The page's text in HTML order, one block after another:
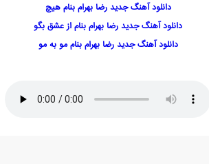
دانلود آهنگ جدید رضا بهرام بنام هیچ
دانلود آهنگ جدید رضا بهرام بنام از عشق بگو
دانلود آهنگ جدید رضا بهرام بنام مو به مو